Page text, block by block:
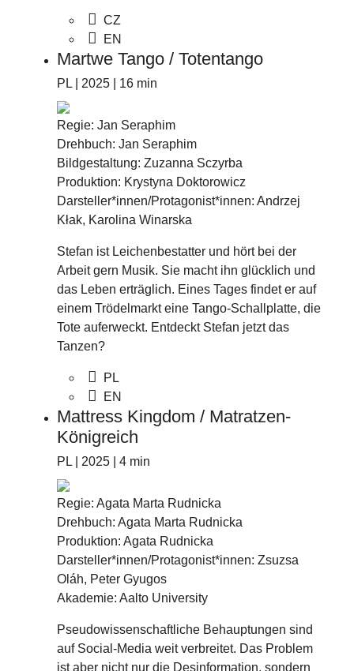
CZ
EN
Martwe Tango / Totentango
PL | 2025 | 16 min
Regie: Jan Seraphim
Drehbuch: Jan Seraphim
Bildgestaltung: Zuzanna Sczyrba
Produktion: Krystyna Doktorowicz
Darsteller*innen/Protagonist*innen: Andrzej
Kłak, Karolina Winarska
Stefan ist Leichenbestatter und hört bei der
Arbeit gern Musik. Sie macht ihn glücklich und
das Leben erträglich. Eines Tages findet er auf
einem Trödelmarkt eine Tango-Schallplatte, die
Tote auferweckt. Entdeckt Stefan jetzt das
Tanzen?
PL
EN
Mattress Kingdom / Matratzen-
Königreich
PL | 2025 | 4 min
Regie: Agata Marta Rudnicka
Drehbuch: Agata Marta Rudnicka
Produktion: Agata Rudnicka
Darsteller*innen/Protagonist*innen: Zsuzsa
Oláh, Peter Gyugos
Akademie: Aalto University
Pseudowissenschaftliche Behauptungen sind
auf Social-Media weit verbreitet. Das Problem
ist aber nicht nur die Desinformation, sondern